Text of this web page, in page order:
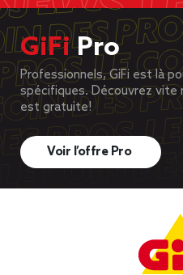
GiFiPro
Professionnels, GiFi est là
spécifiques. Découvrez vite
est gratuite!
Voir l’offre Pro